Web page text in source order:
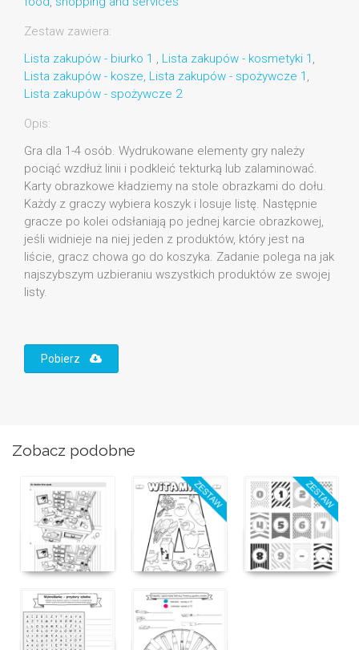
Zestaw zawiera:
Lista zakupów - biurko 1 , Lista zakupów - kosmetyki 1 ,
Lista zakupów - kosze, Lista zakupów - spożywcze 1 ,
Lista zakupów - spożywcze 2
Opis:
Gra dla 1-4 osób. Wydrukowane elementy gry należy
pociąć wzdłuż linii i podkleić tekturką lub zalaminować.
Karty obrazkowe kładziemy na stole obrazkami do dołu.
Każdy z graczy wybiera koszyk i losuje listę. Następnie
gracze po kolei odsłaniają po jednej karcie obrazkowej,
jeśli widnieje na niej jeden z produktów, który jest na
liście, gracz chowa go do koszyka. Zadanie polega na jak
najszybszym uzbieraniu wszystkich produktów ze swojej
listy.
Pobierz
Zobacz podobne